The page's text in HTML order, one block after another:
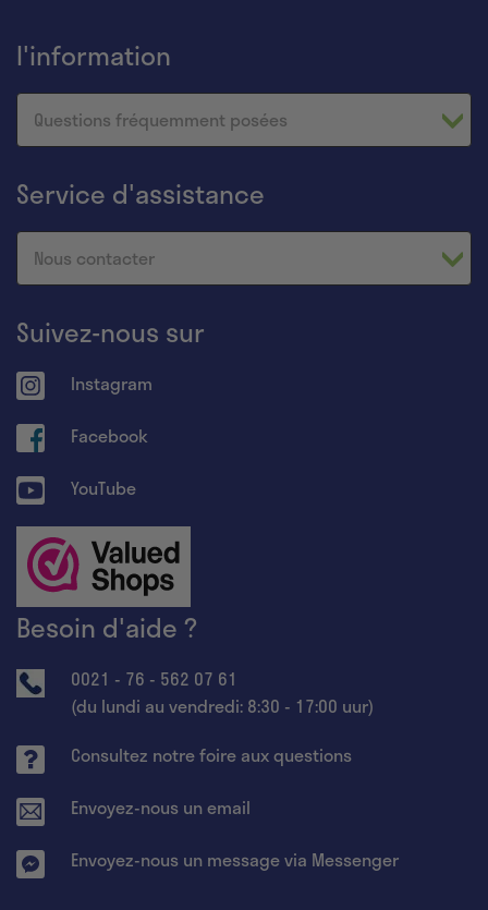
l'information
Questions fréquemment posées
Service d'assistance
Nous contacter
Suivez-nous sur
Instagram
Facebook
YouTube
Besoin d'aide ?
0021 - 76 - 562 07 61
(du lundi au vendredi: 8:30 - 17:00 uur)
Consultez notre foire aux questions
Envoyez-nous un email
Envoyez-nous un message via Messenger